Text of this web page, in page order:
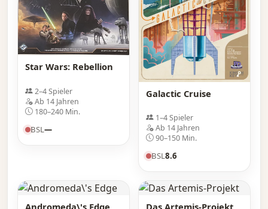
Star Wars: Rebellion
2–4 Spieler
Ab 14 Jahren
180–240 Min.
BSL—
Galactic Cruise
1–4 Spieler
Ab 14 Jahren
90–150 Min.
BSL8.6